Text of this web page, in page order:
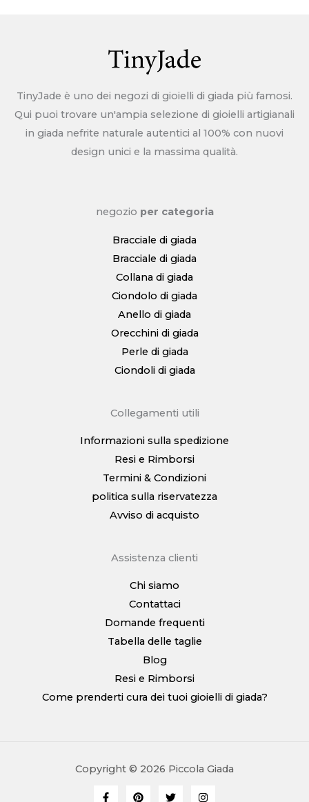
TinyJade è uno dei negozi di gioielli di giada più famosi.
Qui puoi trovare un'ampia selezione di gioielli artigianali
in giada nefrite naturale autentici al 100% con nuovi
design unici e la massima qualità.
negozio per categoria
Bracciale di giada
Bracciale di giada
Collana di giada
Ciondolo di giada
Anello di giada
Orecchini di giada
Perle di giada
Ciondoli di giada
Collegamenti utili
Informazioni sulla spedizione
Resi e Rimborsi
Termini & Condizioni
politica sulla riservatezza
Avviso di acquisto
Assistenza clienti
Chi siamo
Contattaci
Domande frequenti
Tabella delle taglie
Blog
Resi e Rimborsi
Come prenderti cura dei tuoi gioielli di giada?
Copyright © 2026 Piccola Giada